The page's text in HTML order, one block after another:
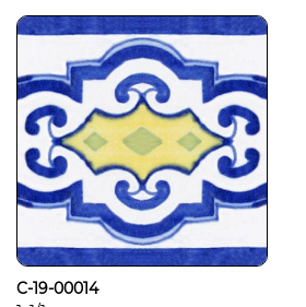
C-19-00014